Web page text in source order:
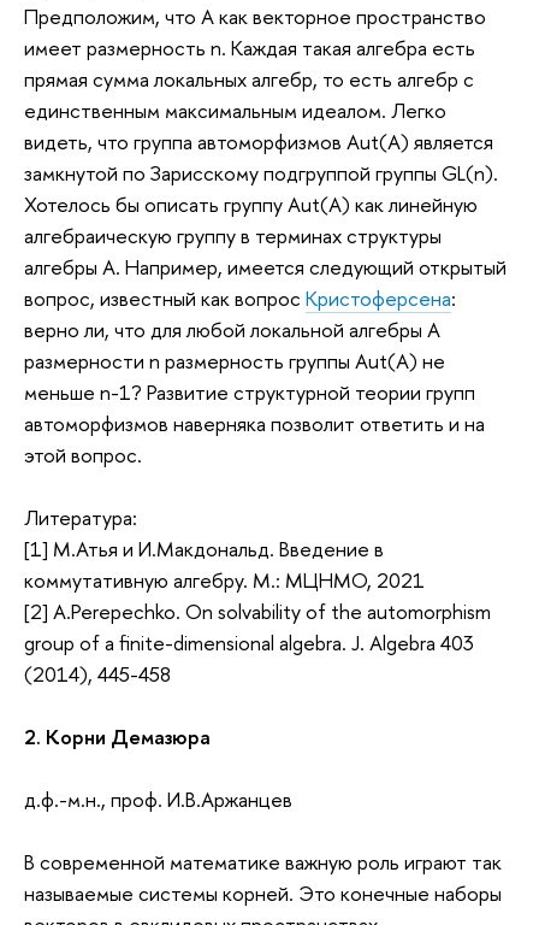
Предположим, что A как векторное пространство
имеет размерность n. Каждая такая алгебра есть
прямая сумма локальных алгебр, то есть алгебр с
единственным максимальным идеалом. Легко
видеть, что группа автоморфизмов Aut(A) является
замкнутой по Зарисскому подгруппой группы GL(n).
Хотелось бы описать группу Aut(A) как линейную
алгебраическую группу в терминах структуры
алгебры A. Например, имеется следующий открытый
вопрос, известный как вопрос Кристоферсена:
верно ли, что для любой локальной алгебры A
размерности n размерность группы Aut(A) не
меньшe n-1? Развитие структурной теории групп
автоморфизмов наверняка позволит ответить и на
этой вопрос.
Литература:
[1] М.Атья и И.Макдональд. Введение в
коммутативную алгебру. М.: МЦНМО, 2021
[2] A.Perepechko. On solvability of the automorphism
group of a finite-dimensional algebra. J. Algebra 403
(2014), 445-458
2. Корни Демазюра
д.ф.-м.н., проф. И.В.Аржанцев
В современной математике важную роль играют так
называемые системы корней. Это конечные наборы